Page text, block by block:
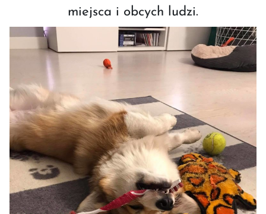
miejsca i obcych ludzi.